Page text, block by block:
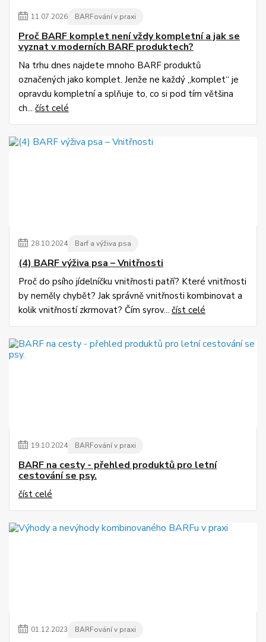
11.07.2026 BARFování v praxi
Proč BARF komplet není vždy kompletní a jak se
vyznat v moderních BARF produktech?
Na trhu dnes najdete mnoho BARF produktů
označených jako komplet. Jenže ne každý „komplet“ je
opravdu kompletní a splňuje to, co si pod tím většina
ch... číst celé
28.10.2024 Barf a výživa psa
(4) BARF výživa psa – Vnitřnosti
Proč do psího jídelníčku vnitřnosti patří? Které vnitřnosti
by neměly chybět? Jak správně vnitřnosti kombinovat a
kolik vnitřností zkrmovat? Čím syrov... číst celé
19.10.2024 BARFování v praxi
BARF na cesty - přehled produktů pro letní
cestování se psy.
číst celé
01.12.2023 BARFování v praxi